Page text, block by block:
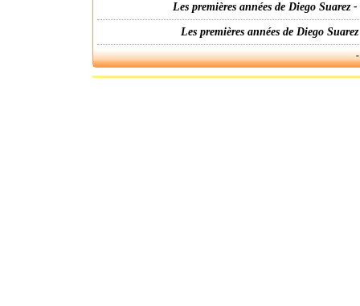
Les premières années de Diego
Les premières années de Diego